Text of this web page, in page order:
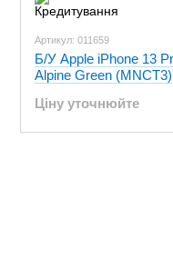
Артикул: 011659
Б/У Apple iPhone 13
Alpine Green (MNCT3)
Ціну уточнюйте